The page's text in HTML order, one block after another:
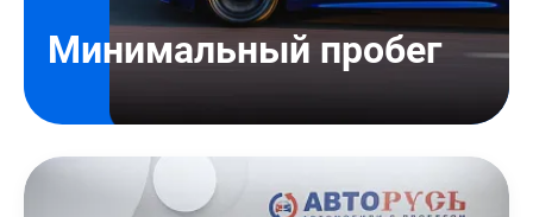
Минимальный пробег